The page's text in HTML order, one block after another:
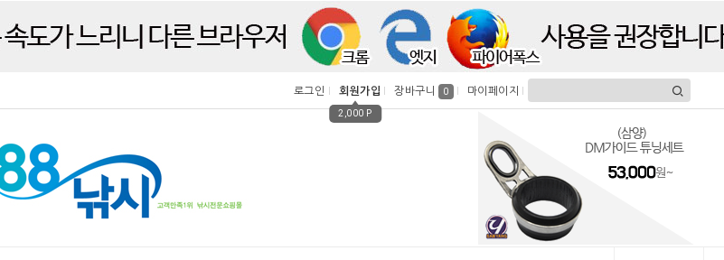
로그인 회원가입
2,000 P
장바구니 0 마이페이지